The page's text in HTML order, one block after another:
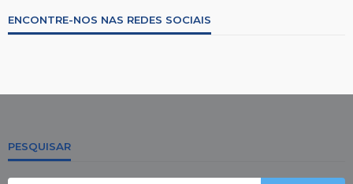
ENCONTRE-NOS NAS REDES SOCIAIS
PESQUISAR